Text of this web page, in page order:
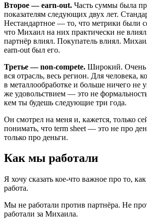
Второе — earn-out. Часть суммы была
показателям следующих двух лет.
Нестандартное — то, что метрики были
что Михаил на них практически не
партнёр влиял. Покупатель влиял.
earn-out был его.
Третье — non-compete. Широкий. Очень
вся отрасль, весь регион. Для человека,
в металлообработке и больше ничего не
же удовольствием — это не
кем ты будешь следующие три года.
Он смотрел на меня и, кажется, только
понимать, что term sheet — это не про
только про деньги.
Как мы работали
Я хочу сказать кое-что важное про то,
работа.
Мы не работали против партнёра. Не
работали за Михаила.